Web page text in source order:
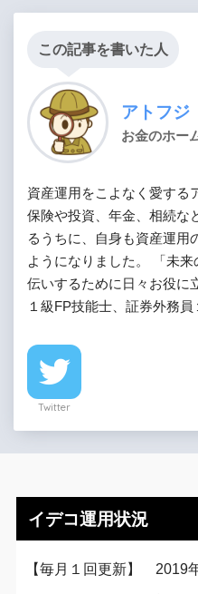
この記事を書いた人
アトフジ
お金のホー
資産運用をこよなく愛する
保険や投資、年金、相続な
るうちに、自身も資産運用
ようになりました。 「未
伝いするために日々お役に
１級FP技能士、証券外務
Twitter
イデコ運用状況
【毎月１回更新】 2019